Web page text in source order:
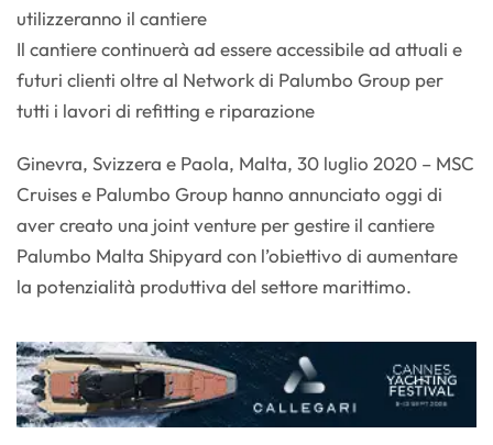
utilizzeranno il cantiere
Il cantiere continuerà ad essere accessibile ad attuali e
futuri clienti oltre al Network di Palumbo Group per
tutti i lavori di refitting e riparazione
Ginevra, Svizzera e Paola, Malta, 30 luglio 2020 – MSC
Cruises e Palumbo Group hanno annunciato oggi di
aver creato una joint venture per gestire il cantiere
Palumbo Malta Shipyard con l’obiettivo di aumentare
la potenzialità produttiva del settore marittimo.